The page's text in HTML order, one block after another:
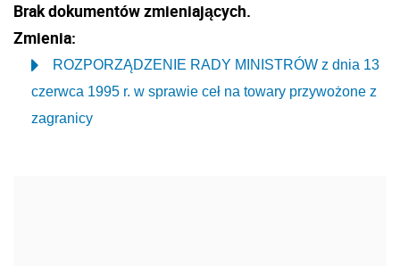
Brak dokumentów zmieniających.
Zmienia:
ROZPORZĄDZENIE RADY MINISTRÓW z dnia 13
czerwca 1995 r. w sprawie ceł na towary przywożone z
zagranicy